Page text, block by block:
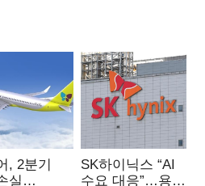
, 2분기
실
SK하이닉스 “AI
수요 대응”…용인